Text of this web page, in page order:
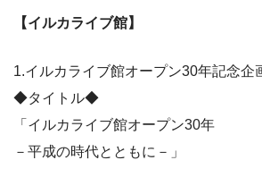
【イルカライブ館】
1.イルカライブ館オープン30年記念企
◆タイトル◆
「イルカライブ館オープン30年
－平成の時代とともに－」